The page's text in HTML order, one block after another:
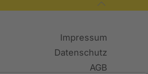
Impressum
Datenschutz
AGB